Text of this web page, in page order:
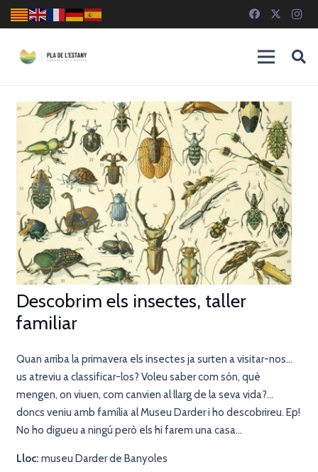
Descobrim els insectes, taller
familiar
Quan arriba la primavera els insectes ja surten a visitar-nos…
us atreviu a classificar-los? Voleu saber com són, què
mengen, on viuen, com canvien al llarg de la seva vida?…
doncs veniu amb família al Museu Darder i ho descobrireu. Ep!
No ho digueu a ningú però els hi farem una casa…
Lloc: museu Darder de Banyoles